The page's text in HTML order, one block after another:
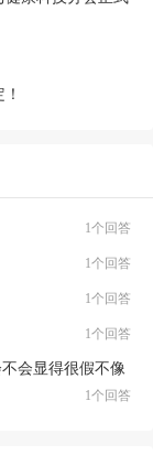
1个回答
1个回答
1个回答
1个回答
会显得很假不像
1个回答